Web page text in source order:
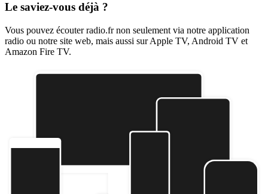
Le saviez-vous déjà ?
Vous pouvez écouter radio.fr non seulement via notre application
radio ou notre site web, mais aussi sur Apple TV, Android TV et
Amazon Fire TV.